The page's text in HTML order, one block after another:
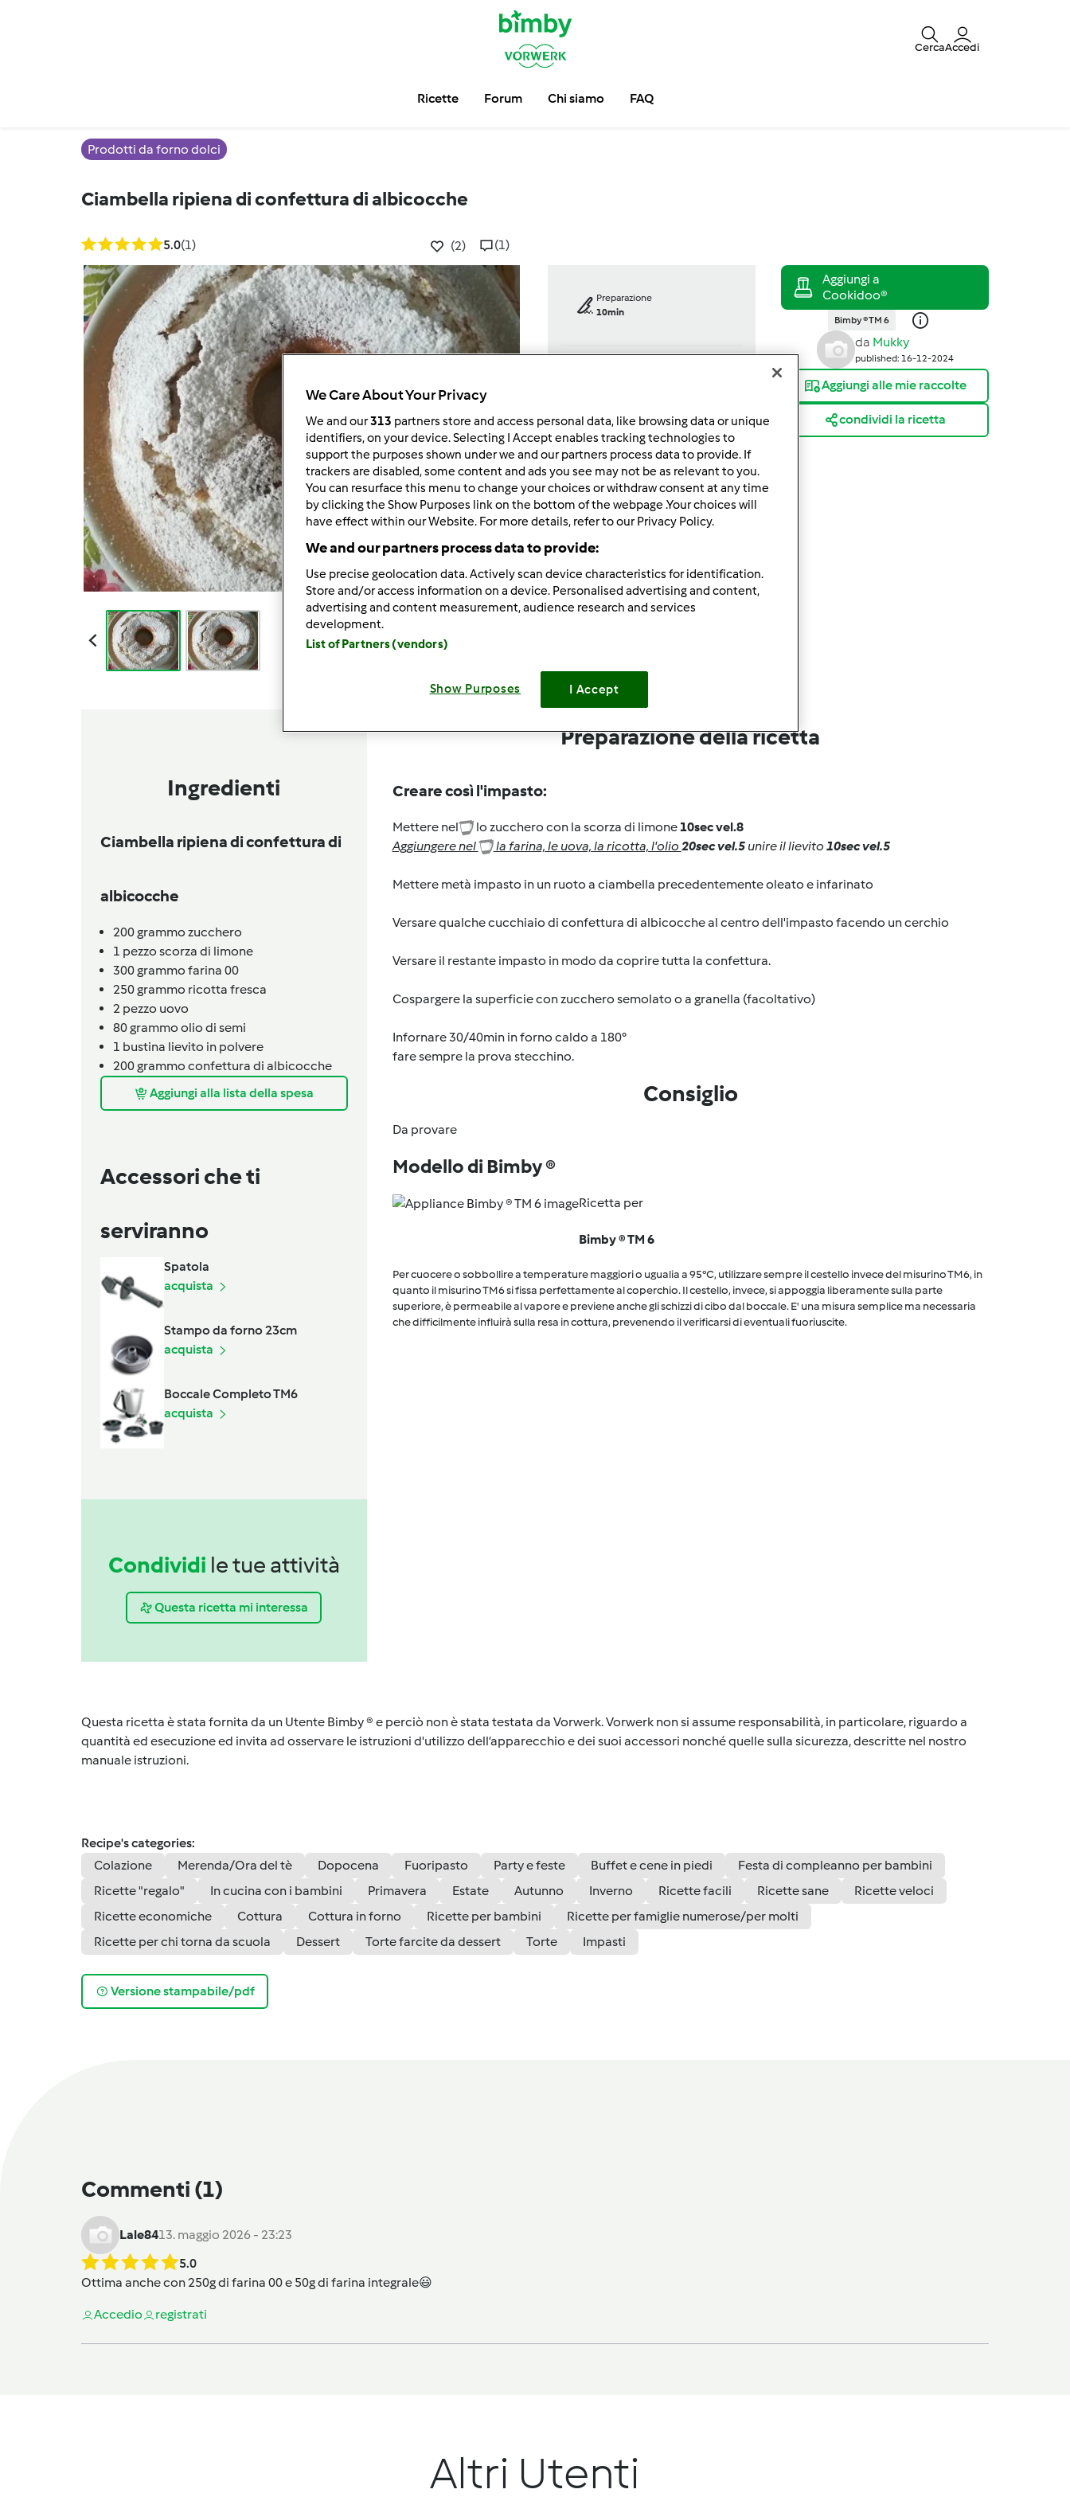
CercaAccedi
Ricette Forum Chi siamo FAQ
Prodotti da forno dolci
Ciambella ripiena di confettura di albicocche
5.0(1) (2) (1)
Preparazione
10min
porzione/porzioni
12pezzo/pezzi
facile
Bimby ® TM 6
da Mukky
published: 16-12-2024
Aggiungi alle mie raccolte
condividi la ricetta
Ingredienti
Ciambella ripiena di confettura di
albicocche
200grammo zucchero
1 pezzo scorza di limone
300grammo farina 00
250grammo ricotta fresca
2 pezzo uovo
80grammo olio di semi
1 bustina lievito in polvere
200grammo confettura di albicocche
Aggiungi alla lista della spesa
Accessori che ti
serviranno
Spatola
acquista
Stampo da forno 23cm
acquista
Boccale Completo TM6
acquista
Condividi le tue attività
Questa ricetta mi interessa
Preparazione della ricetta
Creare così l'impasto:
Mettere nel lo zucchero con la scorza di limone 10sec vel.8
Aggiungere nel
la farina, le uova, la ricotta, l'olio20sec vel.5 unire il lievito10sec vel.5
Mettere metà impasto in un ruoto a ciambella precedentemente oleato e infarinato
Versare qualche cucchiaio di confettura di albicocche al centro dell'impasto facendo un cerchio
Versare il restante impasto in modo da coprire tutta la confettura.
Cospargere la superficie con zucchero semolato o a granella (facoltativo)
Infornare 30/40min in forno caldo a 180°
fare sempre la prova stecchino.
Consiglio
Da provare
Modello di Bimby ®
Ricetta per
Bimby ® TM 6
Per cuocere o sobbollire a temperature maggiori o ugualia a 95°C, utilizzare sempre il cestello invece del misurino TM6, in
quanto il misurino TM6 si fissa perfettamente al coperchio. Il cestello, invece, si appoggia liberamente sulla parte
superiore, è permeabile al vapore e previene anche gli schizzi di cibo dal boccale. E' una misura semplice ma necessaria
che difficilmente influirà sulla resa in cottura, prevenendo il verificarsi di eventuali fuoriuscite.
Questa ricetta è stata fornita da un Utente Bimby ® e perciò non è stata testata da Vorwerk. Vorwerk non si assume responsabilità, in particolare, riguardo a
quantità ed esecuzione ed invita ad osservare le istruzioni d'utilizzo dell’apparecchio e dei suoi accessori nonché quelle sulla sicurezza, descritte nel nostro
manuale istruzioni.
Recipe's categories:
Colazione
Merenda/Ora del tè Dopocena Fuoripasto Party e feste Buffet e cene in piedi
Festa di compleanno per bambini
Ricette "regalo"
In cucina con i bambini Primavera Estate Autunno Inverno Ricette facili Ricette sane
Ricette veloci
Ricette economiche
Cottura Cottura in forno Ricette per bambini
Ricette per famiglie numerose/per molti
Ricette per chi torna da scuola
Dessert Torte farcite da dessert Torte Impasti
Versione stampabile/pdf
Commenti (1)
Lale8413. maggio 2026 - 23:23
5.0
Ottima anche con 250g di farina 00 e 50g di farina integrale😃
Accedio registrati
Altri Utenti
We Care About Your Privacy
We and our313 partners store and access personal data, like browsing data or unique
identifiers, on your device. Selecting I Accept enables tracking technologies to
support the purposes shown under we and our partners process data to provide. If
trackers are disabled, some content and ads you see may not be as relevant to you.
You can resurface this menu to change your choices or withdraw consent at any time
by clicking the Show Purposes link on the bottom of the webpage .Your choices will
have effect within our Website. For more details, refer to our Privacy Policy.
We and our partners process data to provide:
Use precise geolocation data. Actively scan device characteristics for identification.
Store and/or access information on a device. Personalised advertising and content,
advertising and content measurement, audience research and services
development.
List of Partners (vendors)
Show Purposes I Accept